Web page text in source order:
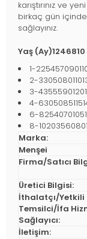
karıştırınız ve
birkaç gün
sağlayınız.
Yaş (Ay)1246810
1-
2-
3-
4-
6-
8-
Marka:
Menşei
Firma/Satıcı
Üretici Bilgisi:
İthalatçı/Yetkili
Temsilci/İfa
Sağlayıcı:
İletişim: